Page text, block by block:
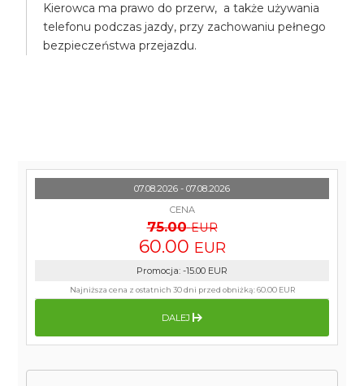
Kierowca ma prawo do przerw, a także używania
telefonu podczas jazdy, przy zachowaniu pełnego
bezpieczeństwa przejazdu.
07.08.2026 - 07.08.2026
CENA
75.00 EUR
60.00 EUR
Promocja: -15.00 EUR
Najniższa cena z ostatnich 30 dni przed obniżką:60.00 EUR
DALEJ